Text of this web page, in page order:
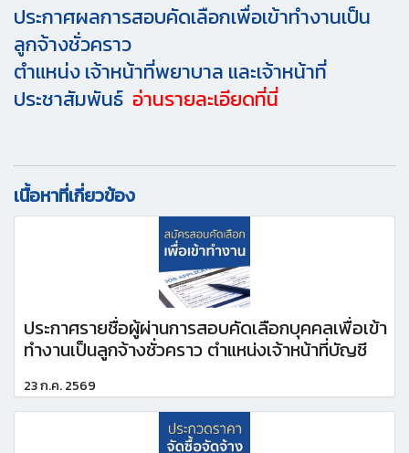
ประกาศผลการสอบคัดเลือกเพื่อเข้าทำงานเป็น
ลูกจ้างชั่วคราว
ตำแหน่ง เจ้าหน้าที่พยาบาล และเจ้าหน้าที่
ประชาสัมพันธ์ อ่านรายละเอียดที่นี่
เนื้อหาที่เกี่ยวข้อง
ประกาศรายชื่อผู้ผ่านการสอบคัดเลือกบุคคลเพื่อเข้า
ทำงานเป็นลูกจ้างชั่วคราว ตำแหน่งเจ้าหน้าที่บัญชี
23 ก.ค. 2569